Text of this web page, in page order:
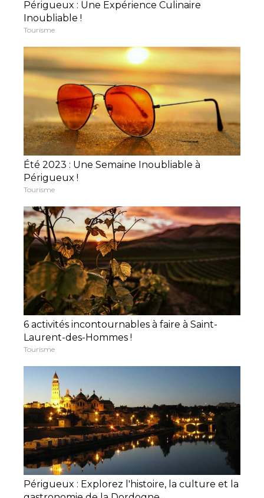
Périgueux : Une Expérience Culinaire
Inoubliable !
Tourisme
Été 2023 : Une Semaine Inoubliable à
Périgueux !
Tourisme
6 activités incontournables à faire à Saint-
Laurent-des-Hommes !
Tourisme
Périgueux : Explorez l'histoire, la culture et la